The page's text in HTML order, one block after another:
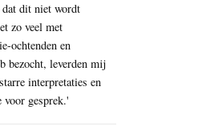
dit niet wordt
zo veel met
ochtenden en
bezocht, leverden mij
interpretaties en
gesprek.'